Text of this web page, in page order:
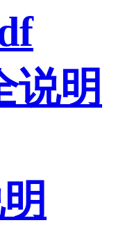
说明